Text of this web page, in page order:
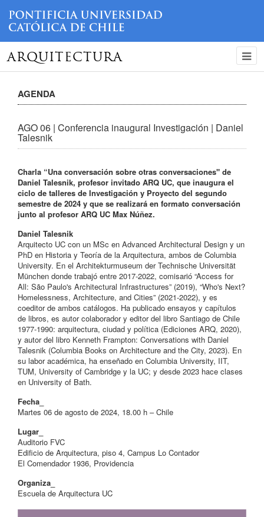
ARQUITECTURA
AGENDA
AGO 06 | Conferencia inaugural Investigación | Daniel
Talesnik
Charla “Una conversación sobre otras conversaciones" de
Daniel Talesnik, profesor invitado ARQ UC, que inaugura el
ciclo de talleres de Investigación y Proyecto del segundo
semestre de 2024 y que se realizará en formato conversación
junto al profesor ARQ UC Max Núñez.
Daniel Talesnik
Arquitecto UC con un MSc en Advanced Architectural Design y un
PhD en Historia y Teoría de la Arquitectura, ambos de Columbia
University. En el Architekturmuseum der Technische Universität
München donde trabajó entre 2017-2022, comisarió “Access for
All: São Paulo's Architectural Infrastructures” (2019), “Who's Next?
Homelessness, Architecture, and Cities” (2021-2022), y es
coeditor de ambos catálogos. Ha publicado ensayos y capítulos
de libros, es autor colaborador y editor del libro Santiago de Chile
1977-1990: arquitectura, ciudad y política (Ediciones ARQ, 2020),
y autor del libro Kenneth Frampton: Conversations with Daniel
Talesnik (Columbia Books on Architecture and the City, 2023). En
su labor académica, ha enseñado en Columbia University, IIT,
TUM, University of Cambridge y la UC; y desde 2023 hace clases
en University of Bath.
Fecha_
Martes 06 de agosto de 2024, 18.00 h – Chile
Lugar_
Auditorio FVC
Edificio de Arquitectura, piso 4, Campus Lo Contador
El Comendador 1936, Providencia
Organiza_
Escuela de Arquitectura UC